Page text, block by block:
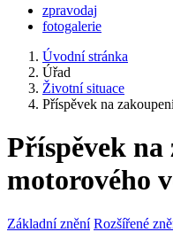
zpravodaj
fotogalerie
Úvodní stránka
Úřad
Životní situace
Příspěvek na
Příspěvek na
motorového
Základní znění Rozšířené